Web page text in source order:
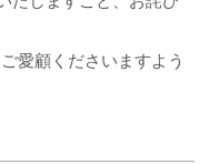
愛顧くださいますよう